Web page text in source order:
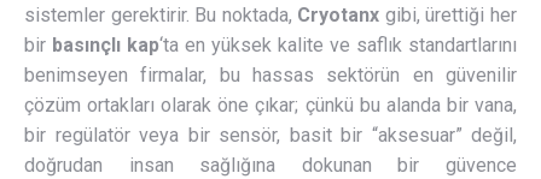
sistemler gerektirir. Bu noktada, Cryotanx gibi, ürettiği her
bir basınçlı kap‘ta en yüksek kalite ve saflık standartlarını
benimseyen firmalar, bu hassas sektörün en güvenilir
çözüm ortakları olarak öne çıkar; çünkü bu alanda bir vana,
bir regülatör veya bir sensör, basit bir “aksesuar” değil,
doğrudan insan sağlığına dokunan bir güvence